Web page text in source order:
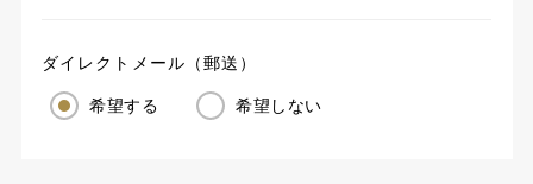
ダイレクトメール（郵送）
希望する 希望しない